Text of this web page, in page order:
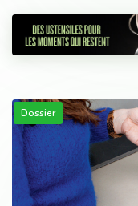
Dossier